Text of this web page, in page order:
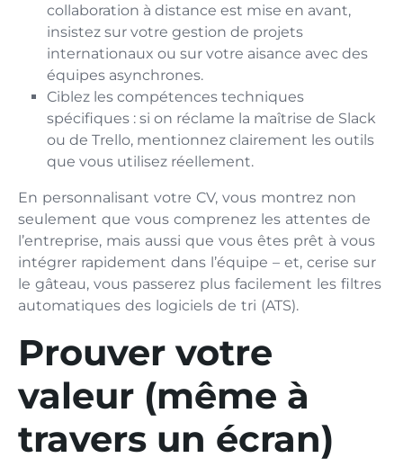
collaboration à distance est mise en avant,
insistez sur votre gestion de projets
internationaux ou sur votre aisance avec des
équipes asynchrones.
Ciblez les compétences techniques
spécifiques : si on réclame la maîtrise de Slack
ou de Trello, mentionnez clairement les outils
que vous utilisez réellement.
En personnalisant votre CV, vous montrez non
seulement que vous comprenez les attentes de
l’entreprise, mais aussi que vous êtes prêt à vous
intégrer rapidement dans l’équipe – et, cerise sur
le gâteau, vous passerez plus facilement les filtres
automatiques des logiciels de tri (ATS).
Prouver votre
valeur (même à
travers un écran)